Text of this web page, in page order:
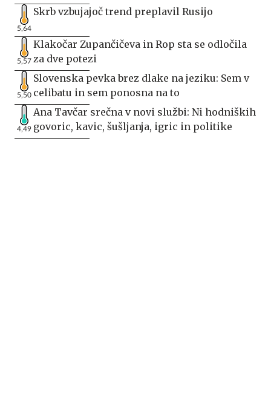
5,64
Skrb vzbujajoč trend preplavil Rusijo
5,57
Klakočar Zupančičeva in Rop sta se odločila
za dve potezi
5,50
Slovenska pevka brez dlake na jeziku: Sem v
celibatu in sem ponosna na to
4,49
Ana Tavčar srečna v novi službi: Ni hodniških
govoric, kavic, šušljanja, igric in politike